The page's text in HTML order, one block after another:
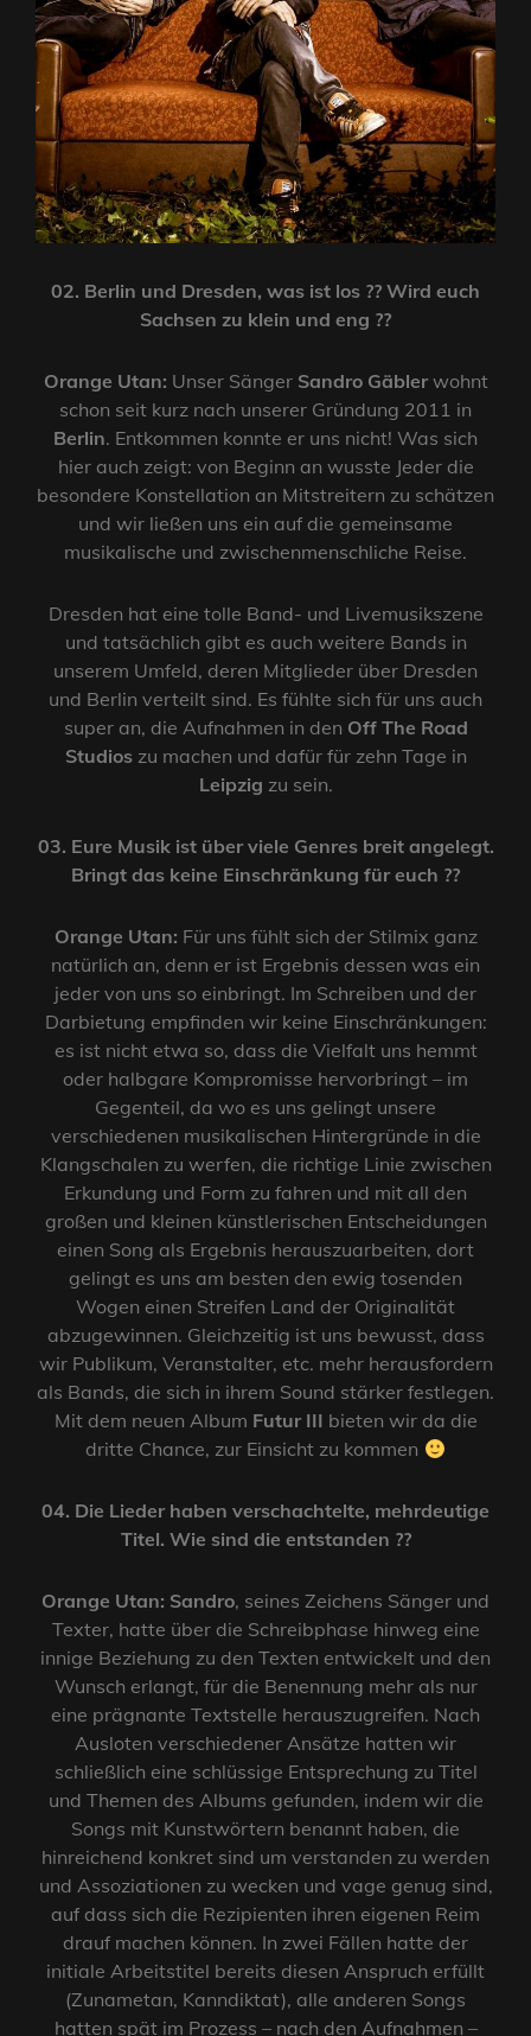
02. Berlin und Dresden, was ist los ?? Wird euch
Sachsen zu klein und eng ??
Orange Utan: Unser Sänger Sandro Gäblerwohnt
schon seit kurz nach unserer Gründung 2011 in
Berlin. Entkommen konnte er uns nicht! Was sich
hier auch zeigt: von Beginn an wusste Jeder die
besondere Konstellation an Mitstreitern zu schätzen
und wir ließen uns ein auf die gemeinsame
musikalische und zwischenmenschliche Reise.
Dresden hat eine tolle Band- und Livemusikszene
und tatsächlich gibt es auch weitere Bands in
unserem Umfeld, deren Mitglieder über Dresden
und Berlin verteilt sind. Es fühlte sich für uns auch
super an, die Aufnahmen in den Off The Road
Studioszu machen und dafür für zehn Tage in
Leipzig zu sein.
03. Eure Musik ist über viele Genres breit angelegt.
Bringt das keine Einschränkung für euch ??
Orange Utan: Für uns fühlt sich der Stilmix ganz
natürlich an, denn er ist Ergebnis dessen was ein
jeder von uns so einbringt. Im Schreiben und der
Darbietung empfinden wir keine Einschränkungen:
es ist nicht etwa so, dass die Vielfalt uns hemmt
oder halbgare Kompromisse hervorbringt – im
Gegenteil, da wo es uns gelingt unsere
verschiedenen musikalischen Hintergründe in die
Klangschalen zu werfen, die richtige Linie zwischen
Erkundung und Form zu fahren und mit all den
großen und kleinen künstlerischen Entscheidungen
einen Song als Ergebnis herauszuarbeiten, dort
gelingt es uns am besten den ewig tosenden
Wogen einen Streifen Land der Originalität
abzugewinnen. Gleichzeitig ist uns bewusst, dass
wir Publikum, Veranstalter, etc. mehr herausfordern
als Bands, die sich in ihrem Sound stärker festlegen.
Mit dem neuen Album Futur III bieten wir da die
dritte Chance, zur Einsicht zu kommen
04. Die Lieder haben verschachtelte, mehrdeutige
Titel. Wie sind die entstanden ??
Orange Utan: Sandro, seines Zeichens Sänger und
Texter, hatte über die Schreibphase hinweg eine
innige Beziehung zu den Texten entwickelt und den
Wunsch erlangt, für die Benennung mehr als nur
eine prägnante Textstelle herauszugreifen. Nach
Ausloten verschiedener Ansätze hatten wir
schließlich eine schlüssige Entsprechung zu Titel
und Themen des Albums gefunden, indem wir die
Songs mit Kunstwörtern benannt haben, die
hinreichend konkret sind um verstanden zu werden
und Assoziationen zu wecken und vage genug sind,
auf dass sich die Rezipienten ihren eigenen Reim
drauf machen können. In zwei Fällen hatte der
initiale Arbeitstitel bereits diesen Anspruch erfüllt
(Zunametan, Kanndiktat), alle anderen Songs
hatten spät im Prozess – nach den Aufnahmen –